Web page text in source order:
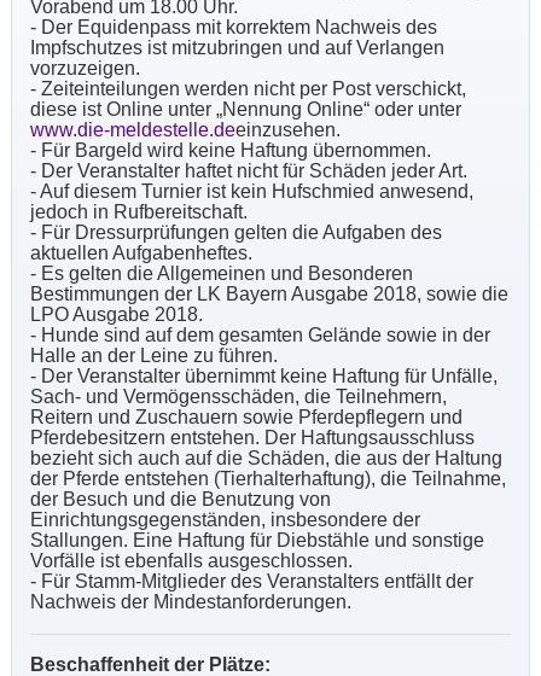
Vorabend um 18.00 Uhr.
- Der Equidenpass mit korrektem Nachweis des
Impfschutzes ist mitzubringen und auf Verlangen
vorzuzeigen.
- Zeiteinteilungen werden nicht per Post verschickt,
diese ist Online unter „Nennung Online“ oder unter
www.die-meldestelle.deeinzusehen.
- Für Bargeld wird keine Haftung übernommen.
- Der Veranstalter haftet nicht für Schäden jeder Art.
- Auf diesem Turnier ist kein Hufschmied anwesend,
jedoch in Rufbereitschaft.
- Für Dressurprüfungen gelten die Aufgaben des
aktuellen Aufgabenheftes.
- Es gelten die Allgemeinen und Besonderen
Bestimmungen der LK Bayern Ausgabe 2018, sowie die
LPO Ausgabe 2018.
- Hunde sind auf dem gesamten Gelände sowie in der
Halle an der Leine zu führen.
- Der Veranstalter übernimmt keine Haftung für Unfälle,
Sach- und Vermögensschäden, die Teilnehmern,
Reitern und Zuschauern sowie Pferdepflegern und
Pferdebesitzern entstehen. Der Haftungsausschluss
bezieht sich auch auf die Schäden, die aus der Haltung
der Pferde entstehen (Tierhalterhaftung), die Teilnahme,
der Besuch und die Benutzung von
Einrichtungsgegenständen, insbesondere der
Stallungen. Eine Haftung für Diebstähle und sonstige
Vorfälle ist ebenfalls ausgeschlossen.
- Für Stamm-Mitglieder des Veranstalters entfällt der
Nachweis der Mindestanforderungen.
Beschaffenheit der Plätze: